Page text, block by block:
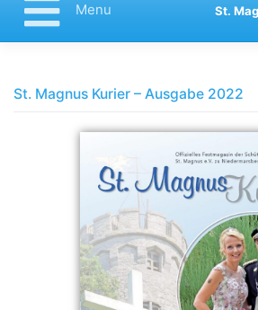
Kompanien
Datenschutzerklärung
Haftungsausschluss
Menu St.
St. Magnus Kurier – Ausgabe 2022